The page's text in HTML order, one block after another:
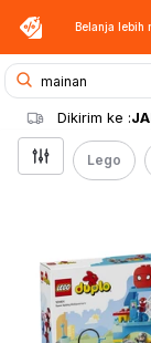
Belanja lebih
Dikirim ke :
Lego